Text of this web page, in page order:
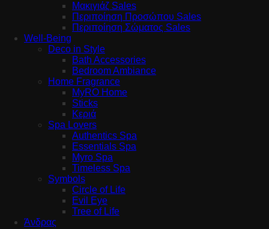
Μακιγιάζ Sales
Περιποίηση Προσώπου Sales
Περιποίηση Σώματος Sales
Well-Being
Deco in Style
Bath Accessories
Bedroom Ambiance
Home Fragrance
MyRO Home
Sticks
Κεριά
Spa Lovers
Authentics Spa
Essentials Spa
Myro Spa
Timeless Spa
Symbols
Circle of Life
Evil Eye
Tree of Life
Άνδρας